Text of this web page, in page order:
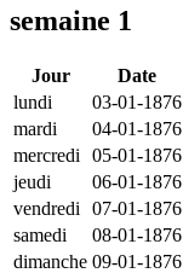
semaine 1
Jour
Date
lundi
03-01-1876
mardi
04-01-1876
mercredi
05-01-1876
jeudi
06-01-1876
vendredi
07-01-1876
samedi
08-01-1876
dimanche 09-01-1876